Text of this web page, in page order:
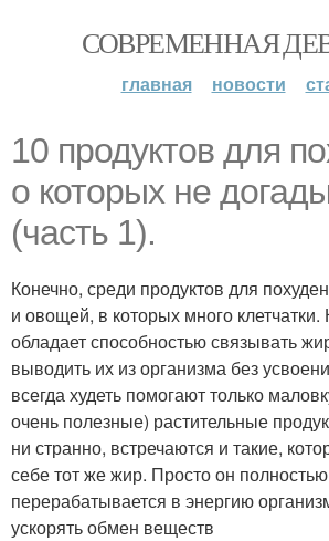
СОВРЕМЕННАЯ
главная новости
10 продуктов для
о которых не
(часть 1).
Конечно, среди продуктов для
и овощей, в которых много клетчатки.
обладает способностью связывать
выводить их из организма без
всегда худеть помогают только
очень полезные) растительные
ни странно, встречаются и такие,
себе тот же жир. Просто он полностью
перерабатывается в энергию
ускорять обмен веществ